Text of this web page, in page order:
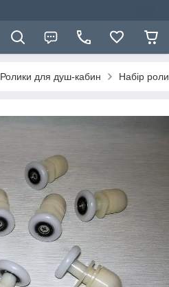
Ролики для душ-кабин Набір